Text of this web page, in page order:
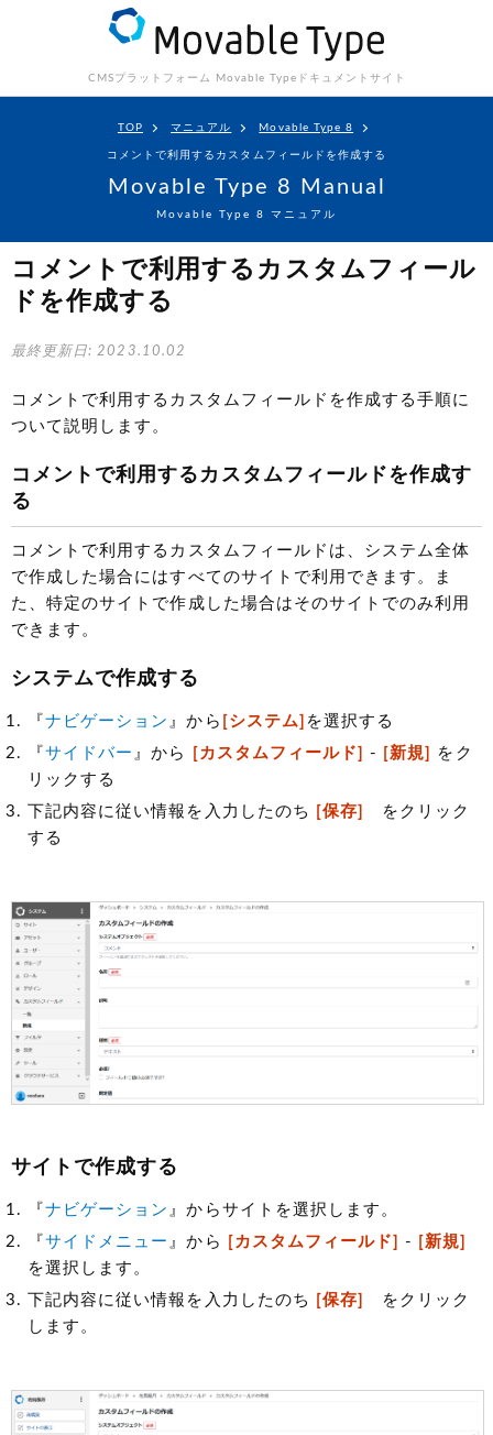
CMSプラットフォーム Movable Type ドキュメントサイト
TOP マニュアル Movable Type 8
コメントで利用するカスタムフィールドを作成する
Movable Type 8 Manual
Movable Type 8 マニュアル
コメントで利用するカスタムフィール
ドを作成する
最終更新日: 2023.10.02
コメントで利用するカスタムフィールドを作成する手順に
ついて説明します。
コメントで利用するカスタムフィールドを作成す
る
コメントで利用するカスタムフィールドは、システム全体
で作成した場合にはすべてのサイトで利用できます。ま
た、特定のサイトで作成した場合はそのサイトでのみ利用
できます。
システムで作成する
『ナビゲーション 』から [システム] を選択する
『サイドバー 』から [カスタムフィールド] - [新規]
をク
リックする
下記内容に従い情報を入力したのち
[保存]
をクリック
する
サイトで作成する
『ナビゲーション 』からサイトを選択します。
『サイドメニュー 』から [カスタムフィールド] -
[新規]
を選択します。
下記内容に従い情報を入力したのち
[保存]
をクリック
します。